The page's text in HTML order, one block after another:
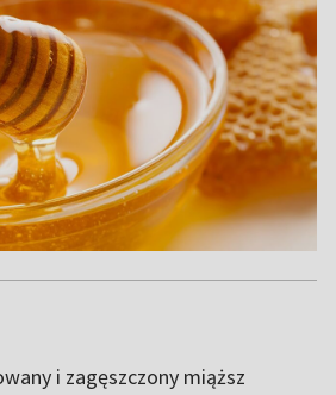
i zagęszczony miąższ